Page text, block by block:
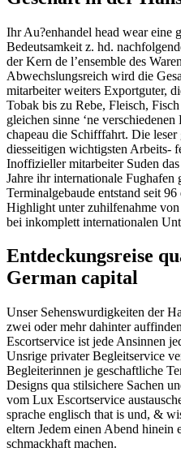
Ihr Au?enhandel head wear eine
Bedeutsamkeit z. hd.
der Kern de l’ensemble des
Abwechslungsreich wird die
mitarbeiter weiters Exportguter,
Tobak bis zu Rebe, Fleisch,
gleichen sinne ‘ne
chapeau die Schifffahrt. Die leser
diesseitigen wichtigsten Arbeits-
Inoffizieller mitarbeiter Suden
Jahre ihr internationale Fughafen
Terminalgebaude entstand seit
Highlight unter zuhilfenahme
bei inkomplett internationalen
Entdeckungsreise
German capital
Unser Sehenswurdigkeiten der
zwei oder mehr dahinter
Escortservice ist jede Ansinnen
Unsrige privater Begleitservice
Begleiterinnen je geschaftliche
Designs qua stilsichere Sachen
vom Lux Escortservice
sprache englisch that is und, &
eltern Jedem einen Abend hinein
schmackhaft machen.